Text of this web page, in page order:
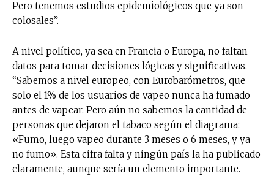
Pero tenemos estudios epidemiológicos que ya son
colosales”.
A nivel político, ya sea en Francia o Europa, no faltan
datos para tomar decisiones lógicas y significativas.
“Sabemos a nivel europeo, con Eurobarómetros, que
solo el 1% de los usuarios de vapeo nunca ha fumado
antes de vapear. Pero aún no sabemos la cantidad de
personas que dejaron el tabaco según el diagrama:
«Fumo, luego vapeo durante 3 meses o 6 meses, y ya
no fumo». Esta cifra falta y ningún país la ha publicado
claramente, aunque sería un elemento importante.